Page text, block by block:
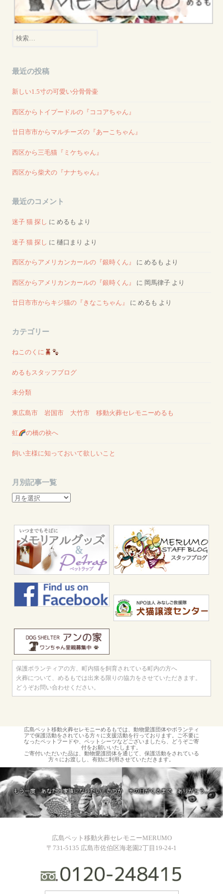
検
索:
最近の投稿
新しい1.5寸の可愛い分骨骨壷
西区からトイプードルの『ココアちゃん』
廿日市市からマルチーズの『あーこちゃん』
西区から三毛猫『ミケちゃん』
西区から柴犬の『ナナちゃん』
最近のコメント
迷子 猫 探し に めるも より
迷子 猫 探し に 樋口まり より
西区からアメリカンカールの『銀時くん』 に めるも より
西区からアメリカンカールの『銀時くん』 に 岡馬律子 より
廿日市市からキジ猫の『きなこちゃん』 に めるも より
カテゴリー
ねこのくに
めるもスタッフブログ
未分類
東広島市 岩国市 大竹市 移動火葬セレモニーめるも
虹 の橋の袂へ
飼い主様に知っておいて欲しいこと
月別記事一覧
月
事
覧
保護ボランティアの方、町内猫を飼育されている町内の方へ
火葬について、めるもでは出来る限りの協力をさせていただきます。
どうぞお問い合わせください。
広島ペット移動火葬セレモニーめるもでは、動物愛護団体やボランティ
アで保護活動をされている方々に支援活動を行っております。ご不要に
なったペットフードや、ペットシーツなどございましたら、どうぞご寄
付をお願いいたします。
ご寄付いただいた品は、動物愛護団体を通じて、保護活動をされている
方々にお渡しし、有効に利用させていただきます。
広島ペット移動火葬セレモニーMERUMO
〒731-5135 広島市佐伯区海老園2丁目19-24-1